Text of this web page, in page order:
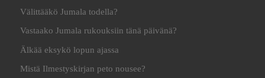
Välittääkö Jumala todella?
Vastaako Jumala rukouksiin tänä päivänä?
Älkää eksykö lopun ajassa
Mistä Ilmestyskirjan peto nousee?